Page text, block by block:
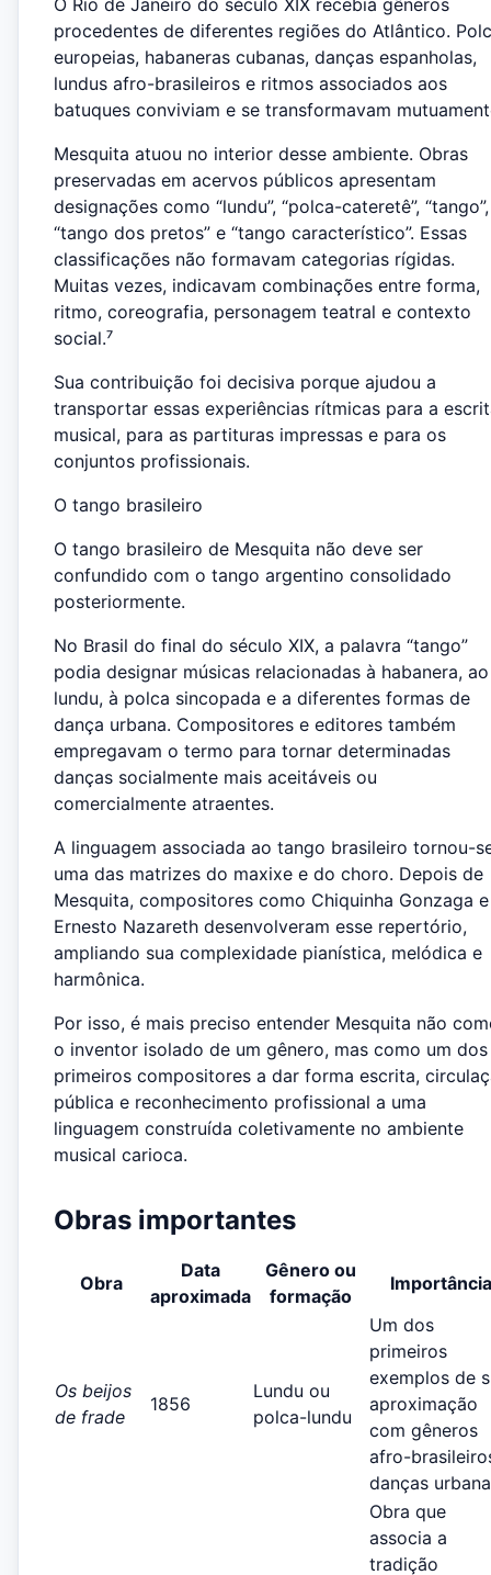
O Rio de Janeiro do século XIX recebia gêneros
procedentes de diferentes regiões do Atlântico.
europeias, habaneras cubanas, danças espanholas,
lundus afro-brasileiros e ritmos associados aos
batuques conviviam e se transformavam
Mesquita atuou no interior desse ambiente. Obras
preservadas em acervos públicos apresentam
designações como “lundu”, “polca-cateretê”, “tango”,
“tango dos pretos” e “tango característico”. Essas
classificações não formavam categorias rígidas.
Muitas vezes, indicavam combinações entre forma,
ritmo, coreografia, personagem teatral e contexto
social.⁷
Sua contribuição foi decisiva porque ajudou a
transportar essas experiências rítmicas para a
musical, para as partituras impressas e para os
conjuntos profissionais.
O tango brasileiro
O tango brasileiro de Mesquita não deve ser
confundido com o tango argentino consolidado
posteriormente.
No Brasil do final do século XIX, a palavra “tango”
podia designar músicas relacionadas à habanera, ao
lundu, à polca sincopada e a diferentes formas de
dança urbana. Compositores e editores também
empregavam o termo para tornar determinadas
danças socialmente mais aceitáveis ou
comercialmente atraentes.
A linguagem associada ao tango brasileiro tornou-
uma das matrizes do maxixe e do choro. Depois de
Mesquita, compositores como Chiquinha Gonzaga e
Ernesto Nazareth desenvolveram esse repertório,
ampliando sua complexidade pianística, melódica e
harmônica.
Por isso, é mais preciso entender Mesquita não
o inventor isolado de um gênero, mas como um dos
primeiros compositores a dar forma escrita,
pública e reconhecimento profissional a uma
linguagem construída coletivamente no ambiente
musical carioca.
Obras importantes
Obra
Data
aproximada
Gênero ou
formação
Importância
Os beijos
de frade
1856
Lundu ou
polca-lundu
Um dos
primeiros
exemplos de
aproximação
com gêneros
afro-
danças
Obra que
associa a
tradição